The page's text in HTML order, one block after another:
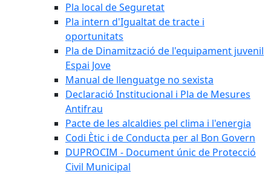
Pla local de Seguretat
Pla intern d'Igualtat de tracte i
oportunitats
Pla de Dinamització de l'equipament juvenil
Espai Jove
Manual de llenguatge no sexista
Declaració Institucional i Pla de Mesures
Antifrau
Pacte de les alcaldies pel clima i l'energia
Codi Ètic i de Conducta per al Bon Govern
DUPROCIM - Document únic de Protecció
Civil Municipal